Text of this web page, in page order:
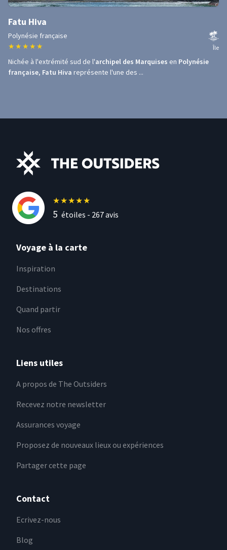
Fatu Hiva
Polynésie française
★ ★ ★ ★ ★ Île
Nichée à l'extrémité sud de l'archipel des Marquises en Polynésie
française, Fatu Hiva représente l'une des ...
★★★★★
5 étoiles - 267avis
Voyage à la carte
Inspiration
Destinations
Quand partir
Nos offres
Liens utiles
A propos de The Outsiders
Recevez notre newsletter
Assurances voyage
Proposez de nouveaux lieux ou expériences
Partager cette page
Contact
Ecrivez-nous
Blog